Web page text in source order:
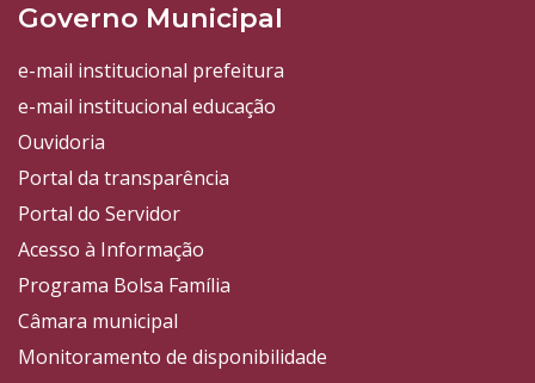
Governo Municipal
e-mail institucional prefeitura
e-mail institucional educação
Ouvidoria
Portal da transparência
Portal do Servidor
Acesso à Informação
Programa Bolsa Família
Câmara municipal
Monitoramento de disponibilidade